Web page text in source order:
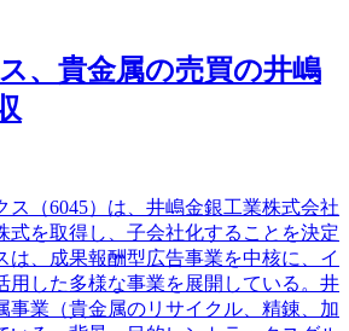
、貴金属の売買の井嶋
ス（6045）は、井嶋金銀工業株式会社
式を取得し、子会社化することを決定
は、成果報酬型広告事業を中核に、イ
用した多様な事業を展開している。井
事業（貴金属のリサイクル、精錬、加